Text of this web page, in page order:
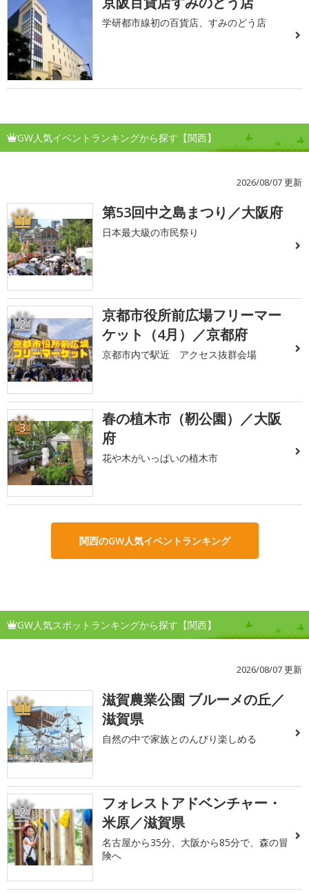
学研都市線初の百貨店、すみのどう店
GW人気イベントランキングから探す【関西】
2026/08/07 更新
1 第53回中之島まつり／大阪府
日本最大級の市民祭り
2
京都市役所前広場フリーマー
ケット（4月）／京都府
京都市内で駅近 アクセス抜群会場
3
春の植木市（靭公園）／大阪
府
花や木がいっぱいの植木市
関西のGW人気イベントランキング
GW人気スポットランキングから探す【関西】
2026/08/07 更新
1
滋賀農業公園 ブルーメの丘／
滋賀県
自然の中で家族とのんびり楽しめる
2
フォレストアドベンチャー・
米原／滋賀県
名古屋から35分、大阪から85分で、森の冒
険へ